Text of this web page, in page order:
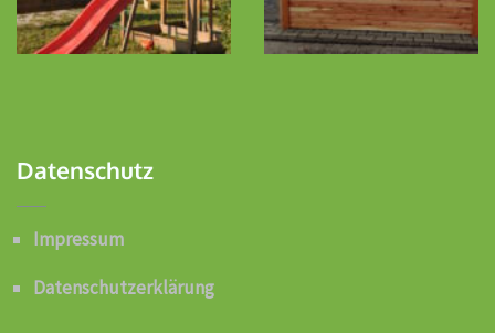
Datenschutz
Impressum
Datenschutzerklärung